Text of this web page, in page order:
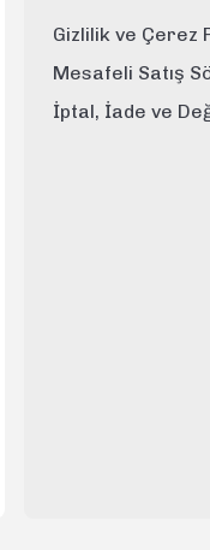
Gizlilik ve Çerez
Mesafeli Satış
İptal, İade ve